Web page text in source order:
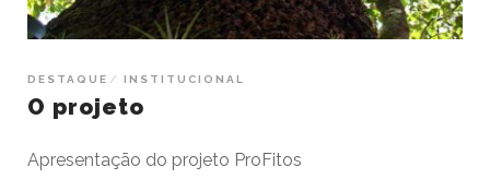
DESTAQUE INSTITUCIONAL
O projeto
Apresentação do projeto ProFitos